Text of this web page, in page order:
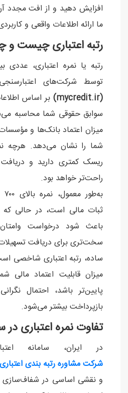
افزایش دهید و از افت مجدد
ما ارائه اطلاعات واقعی و
رتبه اعتباری چیست و
توسط شرکت‌های
(mycredit.ir)
بر اساس
سوابق حقوقی شما محاسبه
میزان اعتماد بانک‌ها و
شما را نشان می‌دهد. هرچه
ریسک کمتری دارید و دریافت
راحت‌تر خواهد بود.
باعث شود درخواست
سخت‌تری برای دریافت
ساده، رتبه اعتباری شاخصی
میزان قابلیت اعتماد مالی
پایین‌تر باشد، احتمال
بازپرداخت بیشتر می‌شود.
تفاوت نمره اعتباری در
در ایران، سامانه
شرکت مشاوره رتبه‌ بندی
و نقشی اساسی در شفاف‌سازی